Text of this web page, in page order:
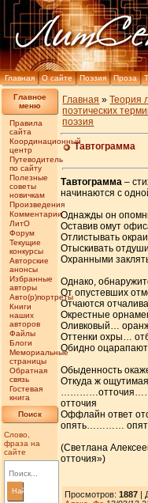
Главная О сайте Поэзия Проза
Главное
меню
Правила
сайта
Координационный
центр
Путеводитель
по сайту
Полезные
советы
новичкам
Произведения
Комментарии
ЛитО
Форум
Текущие
конкурсы
Авторские
анонсы
Избранные
авторы
Авто(р)портреты
Книги
наших
авторов
Файлы
Блоги
Мемориальные
страницы
Обратная
связь
Гостевая
книга
Поиск
Слово,
фраза на
сайте
Найти
Главная »Теория
поэтических
поэзия
Тавтограмма
Тавтограмма –
начинаются с
Однажды он
Оставив омут
Отлистывать
Отыскивать
Охранными
Однако,
От опустевших
Отчаются
Окрестные
Оливковый…
Оттенки охры…
Обидно
Обыденность
Откуда ж
отточия
Оффлайн ответ
опять…………
(Светлана
отточия»)
Просмотров: 1887|